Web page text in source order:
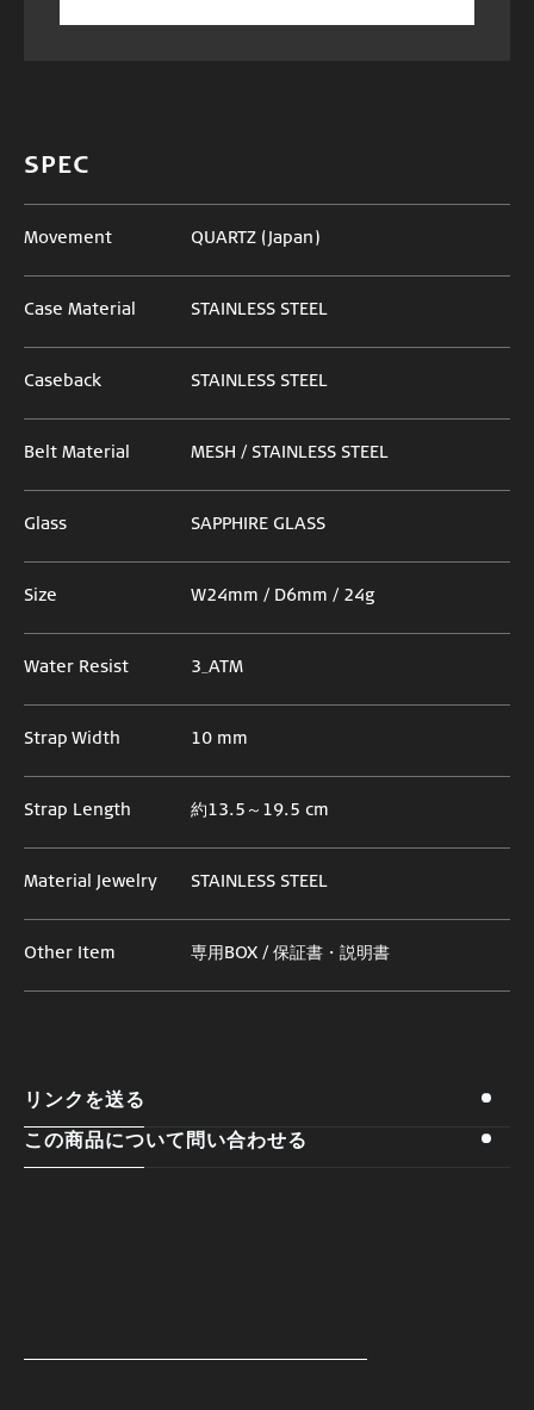
SPEC
Movement QUARTZ (Japan)
Case Material STAINLESS STEEL
Caseback STAINLESS STEEL
Belt Material MESH / STAINLESS STEEL
Glass SAPPHIRE GLASS
Size W24mm / D6mm / 24g
Water Resist 3_ATM
Strap Width 10 mm
Strap Length 約13.5～19.5 cm
Material Jewelry STAINLESS STEEL
Other Item 専用BOX / 保証書・説明書
リンクを送る
この商品について問い合わせる